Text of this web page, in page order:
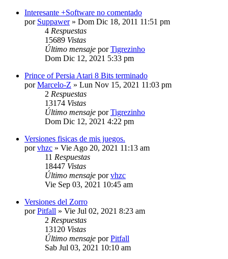
Interesante +Software no comentado
por Suppawer» Dom Dic 18, 2011 11:51 pm
4 Respuestas
15689 Vistas
Último mensaje porTigrezinho
Dom Dic 12, 2021 5:33 pm
Prince of Persia Atari 8 Bits terminado
porMarcelo-Z » Lun Nov 15, 2021 11:03 pm
2 Respuestas
13174 Vistas
Último mensaje porTigrezinho
Dom Dic 12, 2021 4:22 pm
Versiones fisicas de mis juegos.
porvhzc » Vie Ago 20, 2021 11:13 am
11 Respuestas
18447 Vistas
Último mensaje porvhzc
Vie Sep 03, 2021 10:45 am
Versiones del Zorro
porPitfall » Vie Jul 02, 2021 8:23 am
2 Respuestas
13120 Vistas
Último mensaje porPitfall
Sab Jul 03, 2021 10:10 am